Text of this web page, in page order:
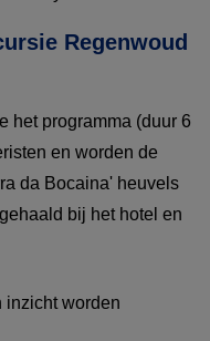
Regenwoud
het programma (duur 6
en worden de
da Bocaina' heuvels
bij het hotel en
inzicht worden